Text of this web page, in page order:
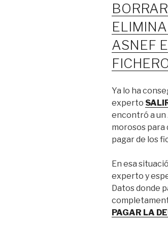
ASNEF
Ya lo ha
experto
encontró a un
morosos para
pagar de los
En esa
experto y
Datos donde
PAGAR LA